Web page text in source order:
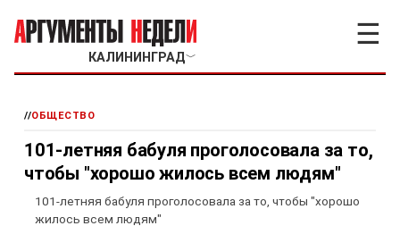
КАЛИНИНГРАД﹀
☰
//ОБЩЕСТВО
101-летняя бабуля проголосовала за то,
чтобы "хорошо жилось всем людям"
101-летняя бабуля проголосовала за то, чтобы "хорошо
жилось всем людям"